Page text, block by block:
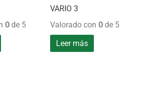
0 de 5
VARIO 3
Valorado con 0de 5
Leer más